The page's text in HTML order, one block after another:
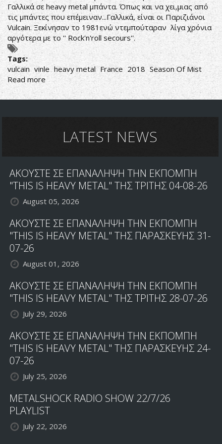
Γαλλικά σε heavy metal μπάντα. Όπως και να χει,μιας από
τις μπάντες που επέμειναν...Γαλλικά, είναι οι Παριζιάνοι
Vulcain. Ξεκίνησαν το 1981ενώ ντεμπούταραν λίγα χρόνια
αργότερα με το '' Rock'n'roll secours''.
Tags:
vulcain vinle heavy metal France 2018 Season Of Mist
Read more about
ΒΙΝΥΛΙΟ
ΜΕΧΡΙ
LATEST NEWS
ΑΚΟΥΣΤΕ ΣΕ ΕΠΑΝΑΛΗΨΗ ΤΗΝ ΕΚΠΟΜΠΗ
"THIS IS HEAVY METAL" ΤΗΣ ΤΡΙΤΗΣ 04-08-26
August 05, 2026
ΑΚΟΥΣΤΕ ΣΕ ΕΠΑΝΑΛΗΨΗ ΤΗΝ ΕΚΠΟΜΠΗ
"THIS IS HEAVY METAL" ΤΗΣ ΠΑΡΑΣΚΕΥΗΣ 31-
07-26
August 01, 2026
ΑΚΟΥΣΤΕ ΣΕ ΕΠΑΝΑΛΗΨΗ ΤΗΝ ΕΚΠΟΜΠΗ
"THIS IS HEAVY METAL" ΤΗΣ ΤΡΙΤΗΣ 28-07-26
July 29, 2026
ΑΚΟΥΣΤΕ ΣΕ ΕΠΑΝΑΛΗΨΗ ΤΗΝ ΕΚΠΟΜΠΗ
"THIS IS HEAVY METAL" ΤΗΣ ΠΑΡΑΣΚΕΥΗΣ 24-
07-26
July 25, 2026
METALSHOCK RADIO SHOW 22/7/26
PLAYLIST
July 22, 2026